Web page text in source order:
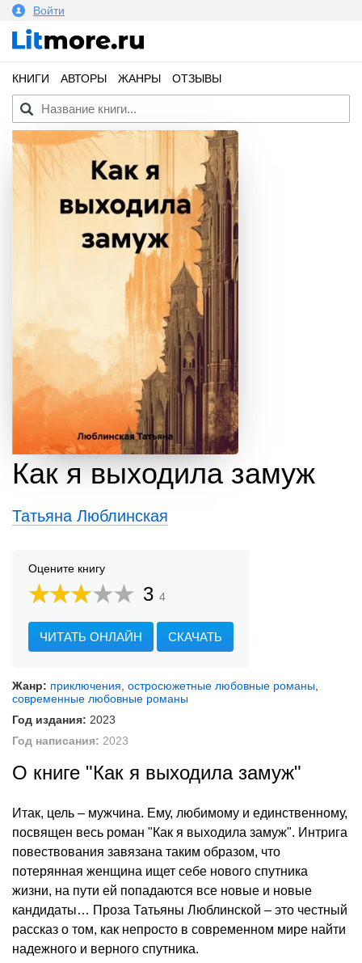
Войти
КНИГИ АВТОРЫ ЖАНРЫ ОТЗЫВЫ
Как я выходила замуж
Татьяна Люблинская
Оцените книгу
3 4
ЧИТАТЬ ОНЛАЙН СКАЧАТЬ
Жанр: приключения остросюжетные любовные романы
современные любовные романы
Год издания: 2023
Год написания: 2023
О книге "Как я выходила замуж"
Итак, цель – мужчина. Ему, любимому и единственному,
посвящен весь роман "Как я выходила замуж". Интрига
повествования завязана таким образом, что
потерянная женщина ищет себе нового спутника
жизни, на пути ей попадаются все новые и новые
кандидаты… Проза Татьяны Люблинской – это честный
рассказ о том, как непросто в современном мире найти
надежного и верного спутника.